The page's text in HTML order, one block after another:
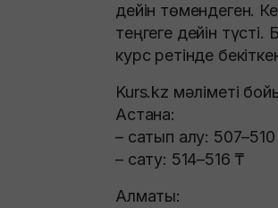
дейін төмендеген.
теңгеге дейін
курс ретінде
Kurs.kz мәліметі
Астана:
– сатып алу:
– сату: 514–516 ₸
Алматы: